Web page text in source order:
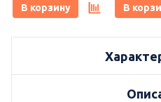
В корзину В